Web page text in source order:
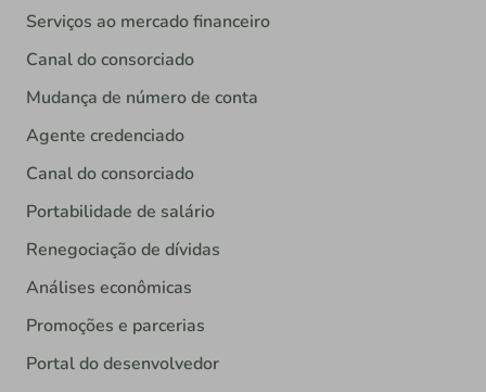
Serviços ao mercado financeiro
Canal do consorciado
Mudança de número de conta
Agente credenciado
Canal do consorciado
Portabilidade de salário
Renegociação de dívidas
Análises econômicas
Promoções e parcerias
Portal do desenvolvedor